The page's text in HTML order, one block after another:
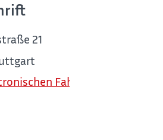
21
Fahrplanauskunft